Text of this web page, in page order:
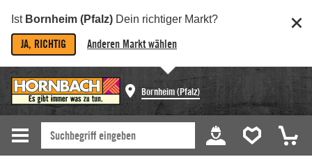
Ist Bornheim (Pfalz) Dein richtiger Markt?
JA, RICHTIG Anderen Markt wählen
Bornheim (Pfalz)